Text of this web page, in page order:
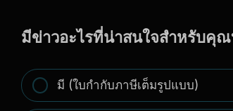
มีข่าวอะไรที่น่าสนใจสำหรับคุ
มี (ใบกำกับภาษีเต็มรูปแบบ)